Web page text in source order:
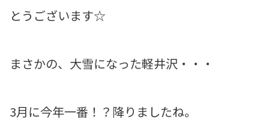
とうございます☆
まさかの、大雪になった軽井沢・・・
3月に今年一番！？降りましたね。